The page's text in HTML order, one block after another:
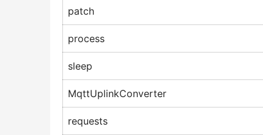
patch
process
sleep
MqttUplinkConverter
requests